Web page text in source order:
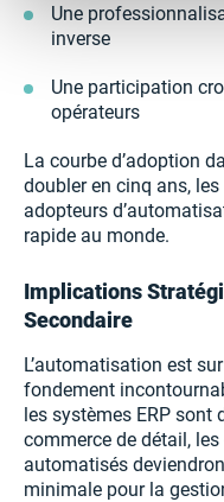
Une
inverse
Une participation
opérateurs
La courbe d’adoption
doubler en cinq ans,
adopteurs
rapide au monde.
Implications
Secondaire
L’automatisation est
fondement
les systèmes ERP sont
commerce de détail,
automatisés
minimale pour la